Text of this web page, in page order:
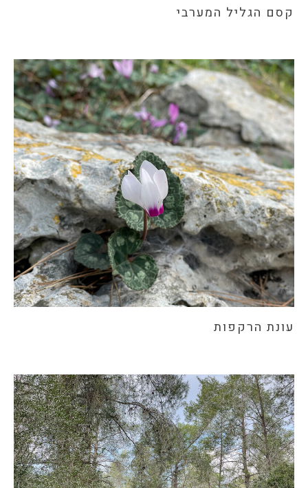
קסם הגליל המערבי
עונת הרקפות